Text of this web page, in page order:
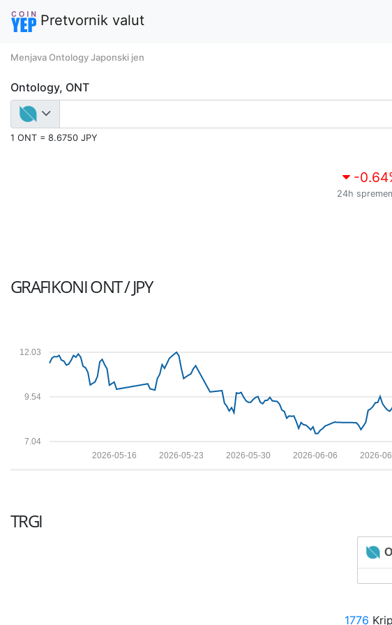
Pretvornik valut
Menjava Ontology Japonski jen
Ontology, ONT
1 ONT = 8.6750 JPY
-0.64
24h
GRAFIKONIONT / JPY
7.04
9.54
12.03
2026-
2026-06-06
2026-05-30
2026-05-23
2026-05-16
TRGI
1776